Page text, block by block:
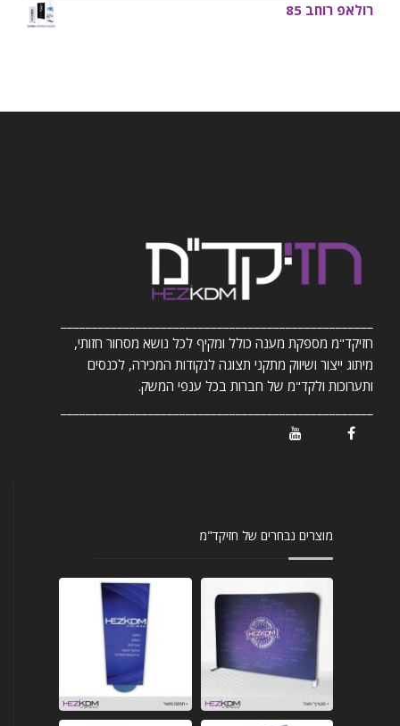
רולאפ רוחב 85
חזיקד"מ מספקת מענה כולל ומקיף לכל נושא מסחור חזותי,
מיתוג ייצור ושיווק מתקני תצוגה לנקודות המכירה, לכנסים
ותערוכות ולקד"מ של חברות בכל ענפי המשק.
מוצרים נבחרים של חזיקד"מ